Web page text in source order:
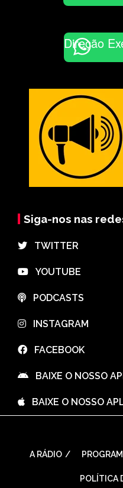
Direção
Siga-nos nas
⠀TWITTER
⠀YOUTUBE
⠀PODCASTS
⠀INSTAGRAM
⠀FACEBOOK
⠀BAIXE O NOSSO
⠀BAIXE O NOSSO
A RÁDIO
POLÍTICA